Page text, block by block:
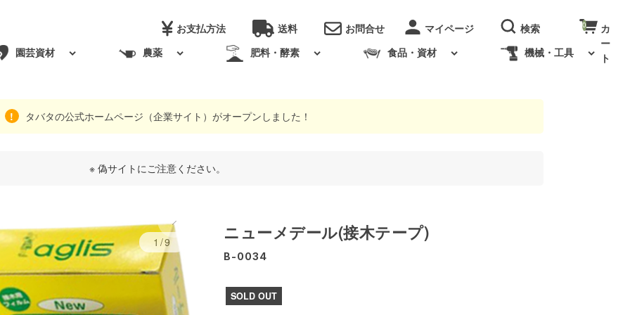
園芸資材 農薬 肥料・酵素 食品・資材 機械・工具
お支払方法 送料 お問合せ 0
タバタの公式ホームページ（企業サイト）がオープンしました！
※ 偽サイトにご注意ください。
1/9 ニューメデール(接木テープ)
B-0034
SOLD OUT